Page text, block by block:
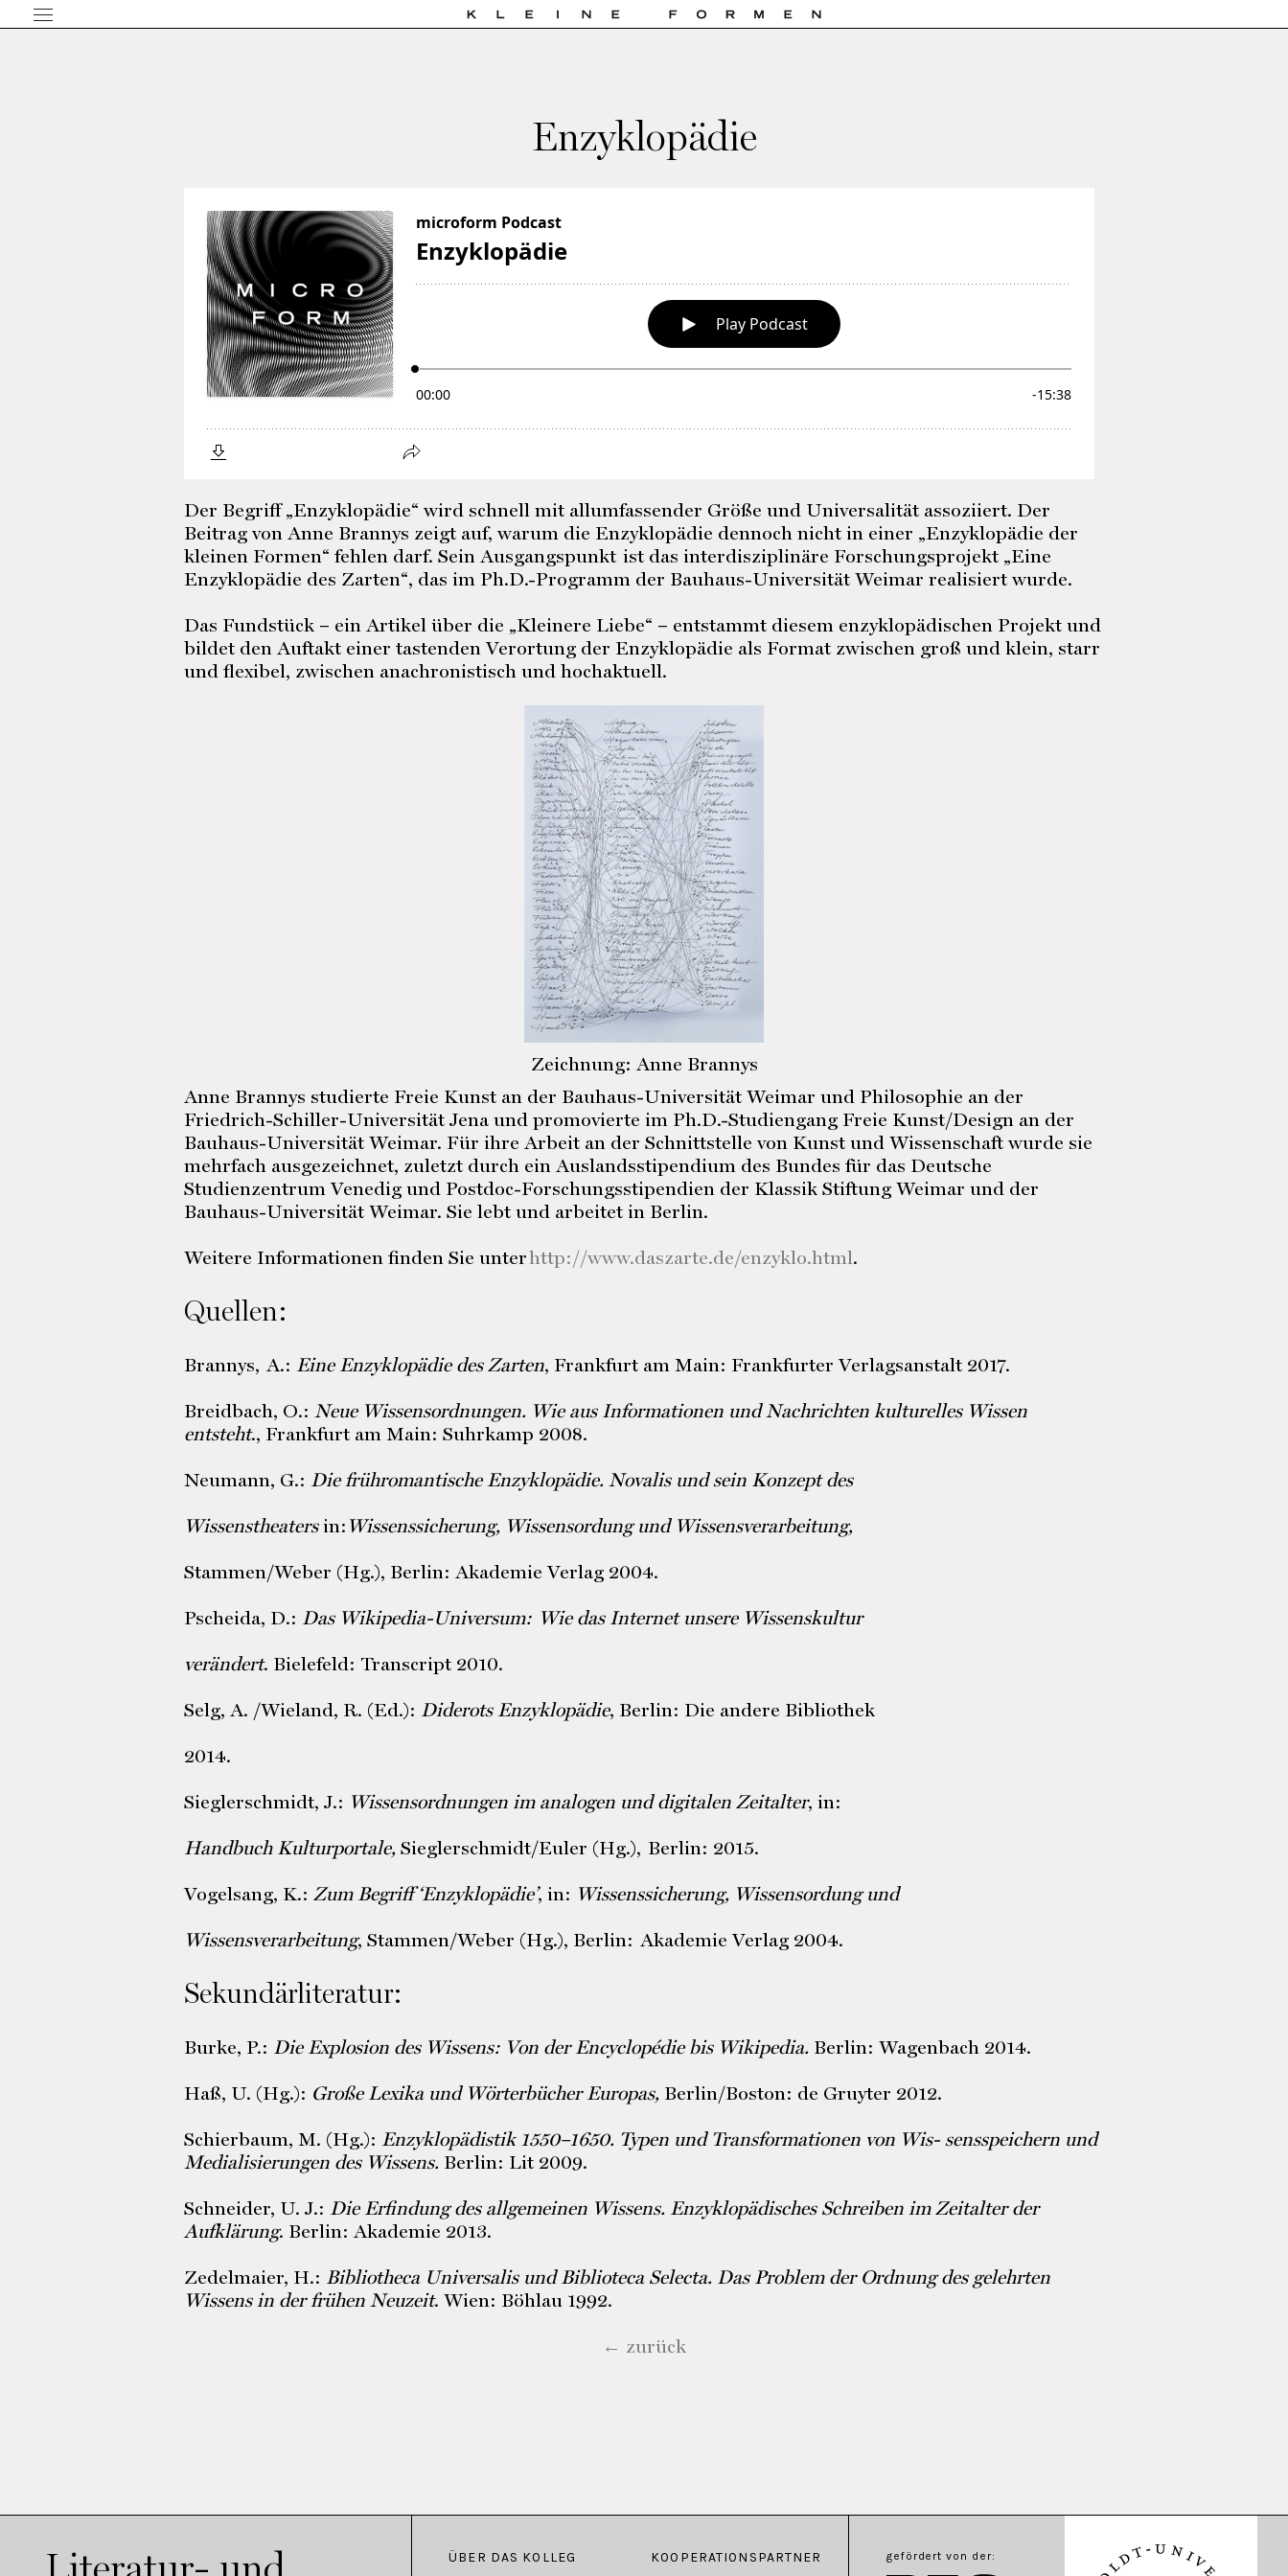
Enzyklopädie
Der Begriff „Enzyklopädie“ wird schnell mit allumfassender Größe und Universalität assoziiert. Der
Beitrag von Anne Brannys zeigt auf, warum die Enzyklopädie dennoch nicht in einer „Enzyklopädie der
kleinen Formen“ fehlen darf. Sein Ausgangspunkt ist das interdisziplinäre Forschungsprojekt „Eine
Enzyklopädie des Zarten“, das im Ph.D.-Programm der Bauhaus-Universität Weimar realisiert wurde.
Das Fundstück – ein Artikel über die „Kleinere Liebe“ – entstammt diesem enzyklopädischen Projekt und
bildet den Auftakt einer tastenden Verortung der Enzyklopädie als Format zwischen groß und klein, starr
und flexibel, zwischen anachronistisch und hochaktuell.
Zeichnung: Anne Brannys
Anne Brannys studierte Freie Kunst an der Bauhaus-Universität Weimar und Philosophie an der
Friedrich-Schiller-Universität Jena und promovierte im Ph.D.-Studiengang Freie Kunst/Design an der
Bauhaus-Universität Weimar. Für ihre Arbeit an der Schnittstelle von Kunst und Wissenschaft wurde sie
mehrfach ausgezeichnet, zuletzt durch ein Auslandsstipendium des Bundes für das Deutsche
Studienzentrum Venedig und Postdoc-Forschungsstipendien der Klassik Stiftung Weimar und der
Bauhaus-Universität Weimar. Sie lebt und arbeitet in Berlin.
Weitere Informationen finden Sie unterhttp://www.daszarte.de/enzyklo.html.
Quellen:
Brannys, A.: Eine Enzyklopädie des Zarten, Frankfurt am Main: Frankfurter Verlagsanstalt 2017.
Breidbach, O.: Neue Wissensordnungen. Wie aus Informationen und Nachrichten kulturelles Wissen
entsteht., Frankfurt am Main: Suhrkamp 2008.
Neumann, G.: Die frühromantische Enzyklopädie. Novalis und sein Konzept des
Wissenstheatersin: Wissenssicherung, Wissensordung und Wissensverarbeitung,
Stammen/Weber (Hg.), Berlin: Akademie Verlag 2004.
Pscheida, D.: Das Wikipedia-Universum: Wie das Internet unsere Wissenskultur
verändert. Bielefeld: Transcript 2010.
Selg, A. /Wieland, R. (Ed.): Diderots Enzyklopädie, Berlin: Die andere Bibliothek
2014.
Sieglerschmidt, J.: Wissensordnungen im analogen und digitalen Zeitalter, in:
Handbuch Kulturportale, Sieglerschmidt/Euler (Hg.), Berlin: 2015.
Vogelsang, K.: Zum Begriff ‘Enzyklopädie’, in: Wissenssicherung, Wissensordung und
Wissensverarbeitung, Stammen/Weber (Hg.), Berlin: Akademie Verlag 2004.
Sekundärliteratur:
Burke, P.: Die Explosion des Wissens: Von der Encyclopédie bis Wikipedia. Berlin: Wagenbach 2014.
Haß, U. (Hg.): Große Lexika und Wörterbücher Europas, Berlin/Boston: de Gruyter 2012.
Schierbaum, M. (Hg.): Enzyklopädistik 1550–1650. Typen und Transformationen von Wis- sensspeichern und
Medialisierungen des Wissens. Berlin: Lit 2009.
Schneider, U. J.: Die Erfindung des allgemeinen Wissens. Enzyklopädisches Schreiben im Zeitalter der
Aufklärung. Berlin: Akademie 2013.
Zedelmaier, H.: Bibliotheca Universalis und Biblioteca Selecta. Das Problem der Ordnung des gelehrten
Wissens in der frühen Neuzeit. Wien: Böhlau 1992.
← zurück
ÜBER DAS KOLLEG KOOPERATIONSPARTNER gefördert von der: